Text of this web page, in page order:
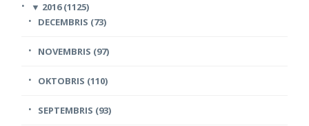
▼ 2016 (1125)
DECEMBRIS (73)
NOVEMBRIS (97)
OKTOBRIS (110)
SEPTEMBRIS (93)